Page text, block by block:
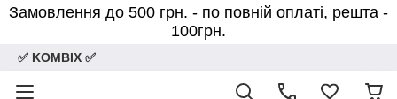
Замовлення до 500 грн. - по повній оплаті, решта -
100грн.
✅ KOMBIX ✅